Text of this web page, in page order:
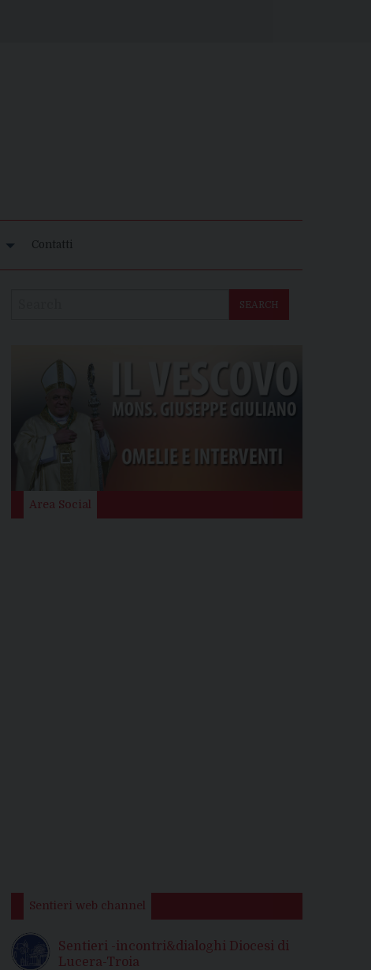
Contatti
SEARCH
Area Social
Sentieri web channel
Sentieri -incontri&dialoghi Diocesi di
Lucera-Troia